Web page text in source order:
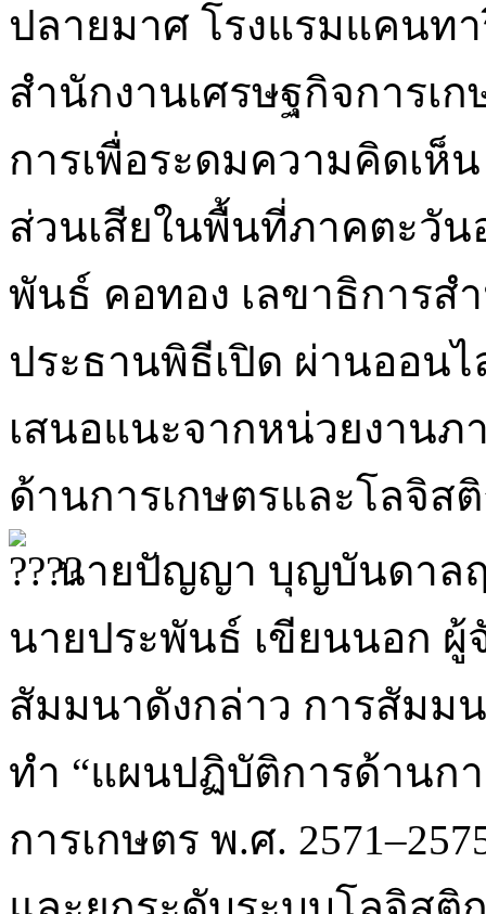
ปลายมาศ โรงแรมแคนท
สำนักงานเศรษฐกิจการเ
การเพื่อระดมความคิดเห็
ส่วนเสียในพื้นที่ภาคตะวัน
พันธ์ คอทอง เลขาธิการส
ประธานพิธีเปิด ผ่านออน
เสนอแนะจากหน่วยงานภ
ด้านการเกษตรและโลจิส
นายปัญญา บุญบันดาล
นายประพันธ์ เขียนนอก ผู้
สัมมนาดังกล่าว การสัมม
ทำ “แผนปฏิบัติการด้านก
การเกษตร พ.ศ.